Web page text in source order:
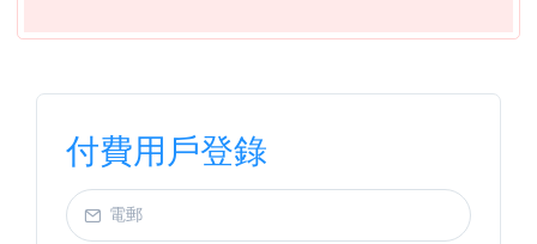
付費用戶登錄